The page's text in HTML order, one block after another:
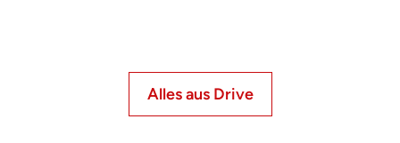
Alles aus Drive